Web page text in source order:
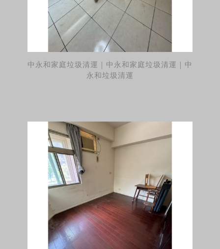
中永和家庭垃圾清運｜中永和家庭垃圾清運｜中
永和垃圾清運